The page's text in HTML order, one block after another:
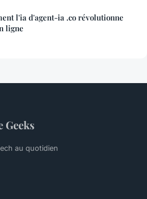
l'ia d'agent-ia .co révolutionne
ligne
Geeks
au quotidien